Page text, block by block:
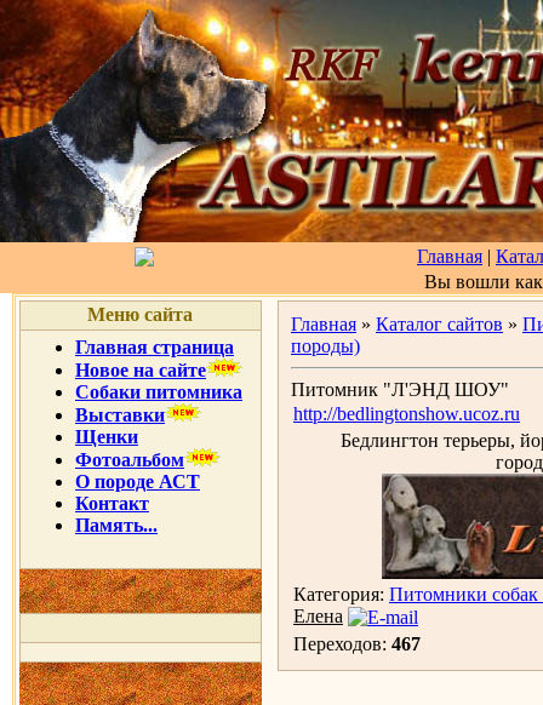
Главная |
Вы вошли
Меню сайта
Главная страница
Новое на сайте
Собаки питомника
Выставки
Щенки
Фотоальбом
О породе АСТ
Контакт
Память...
Главная » Каталог сайтов »
породы)
Питомник "Л'ЭНД ШОУ"
http://bedlingtonshow.ucoz.ru
Бедлингтон терьеры,
Категория: Питомники
Елена
Переходов: 467